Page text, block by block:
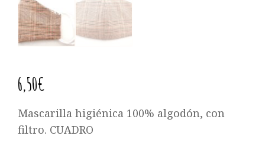
6,50€
Mascarilla higiénica 100% algodón, con
filtro. CUADRO